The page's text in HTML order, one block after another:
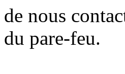
de nous
du pare-feu.